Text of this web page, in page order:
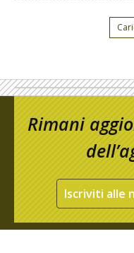
Rimani
Iscriviti alle